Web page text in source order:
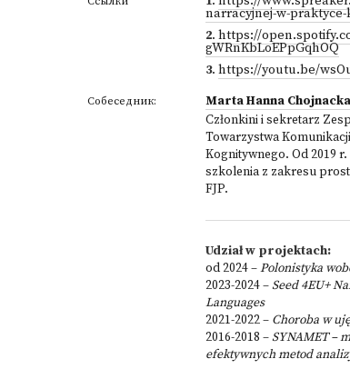
narracyjnej-w-praktyce-
2. https://
gWRnKbLoEPpGqhOQ
3. https://youtu.be/
Собеседник:
Marta Hanna
Członkini i sekretarz
Towarzystwa
Kognitywnego. Od 2019
szkolenia z zakresu
FJP.
Udział w projektach:
od 2024 –Polonistyka
2023-2024 –Seed 4EU+
Languages
2021-2022 – Choroba w
2016-2018 –SYNAMET –
efektywnych metod